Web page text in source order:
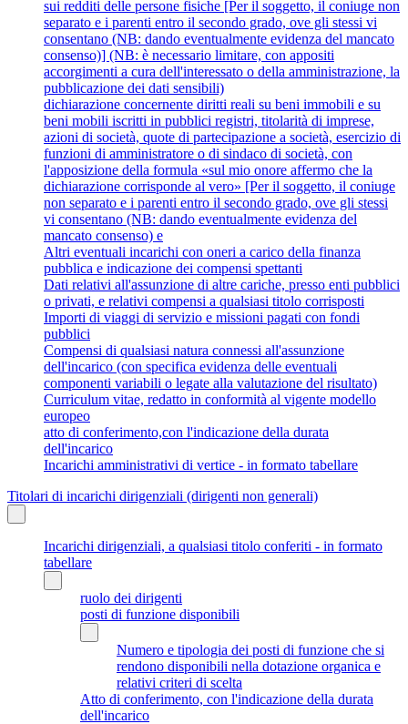
sui redditi delle persone fisiche [Per il soggetto, il coniuge non
separato e i parenti entro il secondo grado, ove gli stessi vi
consentano (NB: dando eventualmente evidenza del mancato
consenso)] (NB: è necessario limitare, con appositi
accorgimenti a cura dell'interessato o della amministrazione, la
pubblicazione dei dati sensibili)
dichiarazione concernente diritti reali su beni immobili e su
beni mobili iscritti in pubblici registri, titolarità di imprese,
azioni di società, quote di partecipazione a società, esercizio di
funzioni di amministratore o di sindaco di società, con
l'apposizione della formula «sul mio onore affermo che la
dichiarazione corrisponde al vero» [Per il soggetto, il coniuge
non separato e i parenti entro il secondo grado, ove gli stessi
vi consentano (NB: dando eventualmente evidenza del
mancato consenso) e
Altri eventuali incarichi con oneri a carico della finanza
pubblica e indicazione dei compensi spettanti
Dati relativi all'assunzione di altre cariche, presso enti pubblici
o privati, e relativi compensi a qualsiasi titolo corrisposti
Importi di viaggi di servizio e missioni pagati con fondi
pubblici
Compensi di qualsiasi natura connessi all'assunzione
dell'incarico (con specifica evidenza delle eventuali
componenti variabili o legate alla valutazione del risultato)
Curriculum vitae, redatto in conformità al vigente modello
europeo
atto di conferimento,con l'indicazione della durata
dell'incarico
Incarichi amministrativi di vertice - in formato tabellare
Titolari di incarichi dirigenziali (dirigenti non generali)
Incarichi dirigenziali, a qualsiasi titolo conferiti - in formato
tabellare
ruolo dei dirigenti
posti di funzione disponibili
Numero e tipologia dei posti di funzione che si
rendono disponibili nella dotazione organica e
relativi criteri di scelta
Atto di conferimento, con l'indicazione della durata
dell'incarico